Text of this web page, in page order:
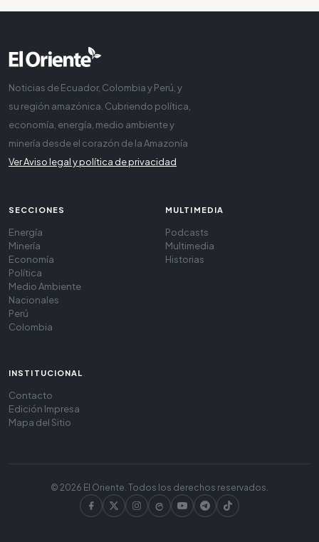
Noticias de Ecuador, Colombia y Perú, y
su región amazónica. Cubriendo política,
economía, energía, medio ambiente y
minería desde el corazón de la Amazonía
Ver Aviso legal y política de privacidad
SECCIONES
Energía
Minería
Economía
Política
Medio Ambiente
Nacionales
Perú
Colombia
MULTIMEDIA
Podcasts
Multimedia
Historias
INSTITUCIONAL
Contacto
Edición Impresa
Mapa del Sitio
© 2026 El Oriente. Todos los derechos reservados.